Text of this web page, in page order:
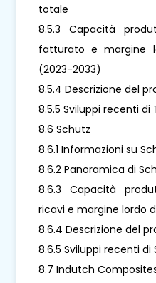
totale
8.5.3 Capacità
fatturato e margine
(2023-2033)
8.5.4 Descrizione del
8.5.5 Sviluppi recenti di
8.6 Schutz
8.6.1 Informazioni su
8.6.2 Panoramica di
8.6.3 Capacità
ricavi e margine lordo
8.6.4 Descrizione del
8.6.5 Sviluppi recenti di
8.7 Indutch